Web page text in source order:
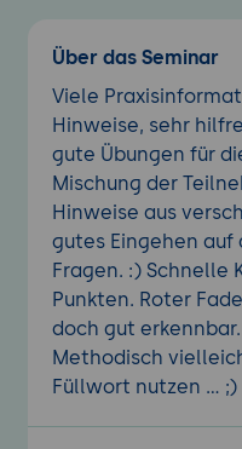
Über das Seminar
Viele
Hinweise, sehr
gute Übungen für
Mischung der
Hinweise aus
gutes Eingehen
Fragen. :) Schnelle
Punkten. Roter
doch gut erkennbar.
Methodisch
Füllwort nutzen ... ;)